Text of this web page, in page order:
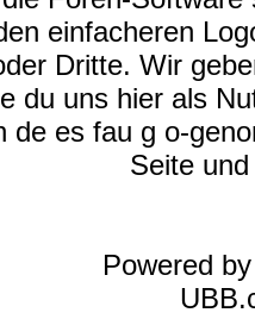
einfacheren
Dritte. Wir
du uns hier als
de es fau g o-
Seite
Powered